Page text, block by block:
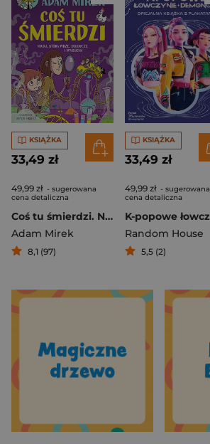
KSIĄŻKA
33,49 zł
49,99 zł - sugerowana
cena detaliczna
Coś tu śmierdzi. Nauka, która wrze, bulgocze i wybucha
Adam Mirek
8,1 (97)
KSIĄŻKA
33,49 zł
49,99 zł - sugerowana
cena detaliczna
Random House
5,5 (2)